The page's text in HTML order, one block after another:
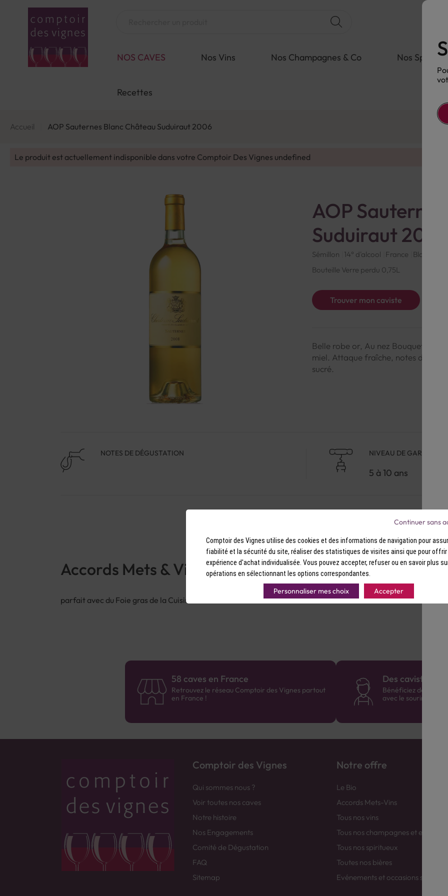
NOS CAVES Nos Vins Nos Champagnes & Co Nos
Recettes
Accueil AOP Sauternes Blanc Château Suduiraut 2006
Le produit est actuellement indisponible dans votre Comptoir Des Vignes undefined
AOP Sauternes
Suduiraut 2006
Sémillon 14° d'alcool France Blanc
Bouteille Verre perdu 0,75L
Trouver mon caviste
Belle robe or, Au nez Bouquet
miel. Attaque fraîche, notes
sucré.
NOTES DE DÉGUSTATION NIVEAU DE GARDE
5 à 10 ans
Accords Mets & Vins
parfait avec du Foie gras de la Cuisine du monde ou un Dessert fruité.
58 caves en France
Retrouvez le réseau Comptoir des Vignes partout
en France !
Des cavistes à
Bénéficiez de
avec le sourire :)
Comptoir des Vignes
Qui sommes nous ?
Voir toutes nos caves
Notre histoire
Nos Engagements
Comité de Dégustation
FAQ
Sitemap
Notre offre
Le Bio
Accords Mets-Vins
Tous nos vins
Tous nos champagnes et
Tous nos spiritueux
Toutes nos bières
Evénements et occasions spéciales
Comptoir des Vignes utilise des cookies et des informations de navigation pour
fiabilité et la sécurité du site, réaliser des statistiques de visites ainsi que pour offrir
expérience d'achat individualisée. Vous pouvez accepter, refuser ou en savoir plus
opérations en sélectionnant les options correspondantes.
Personnaliser mes choix Accepter
Continuer sans